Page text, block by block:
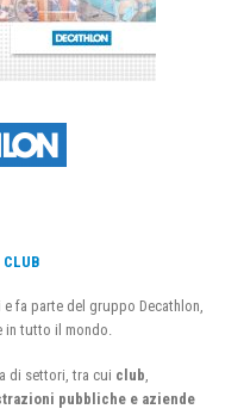
CLUB
fa parte del gruppo Decathlon,
in tutto il mondo.
di settori, tra cui club
pubbliche e aziende